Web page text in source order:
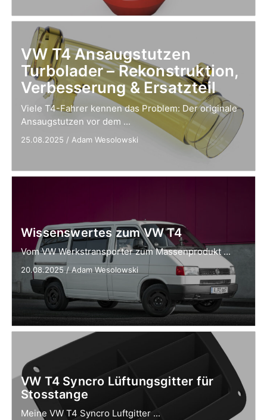
VW T4 Ansaugstutzen
Turbolader – Rekonstruktion,
Verbesserung & Ersatzteil
Viele T4-Fahrer kennen das Problem: Der originale
Ansaugstutzen vor dem ...
25.08.2025 / Adam Wesolowski
Wissenswertes zum VW T4
Vom VW Werkstransporter zum Massenprodukt ...
20.08.2025/Adam Wesolowski
VW T4 Syncro Lüftungsgitter für
Stosstange
Meine VW T4 Syncro Luftgitter ...